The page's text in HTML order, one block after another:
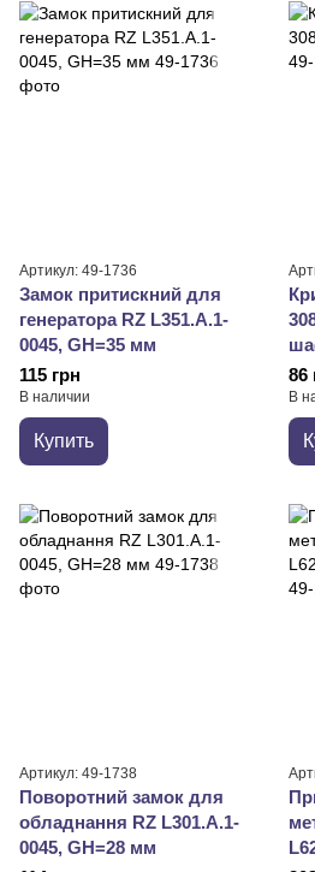
Артикул: 49-1736
Замок притискний для
генератора RZ L351.A.1-
0045, GH=35 мм
115 грн
В наличии
Купить
86
В
Артикул: 49-1738
Поворотний замок для
обладнання RZ L301.A.1-
0045, GH=28 мм